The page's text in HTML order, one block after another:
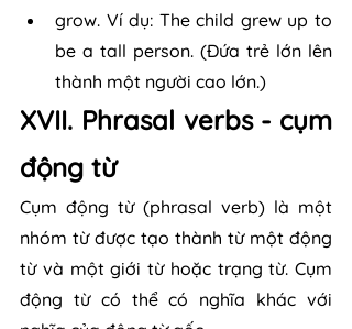
grow. Ví dụ: The child grew up to
be a tall person. (Đứa trẻ lớn lên
thành một người cao lớn.)
XVII. Phrasal verbs - cụm
động từ
Cụm động từ (phrasal verb) là một
nhóm từ được tạo thành từ một động
từ và một giới từ hoặc trạng từ. Cụm
động từ có thể có nghĩa khác với